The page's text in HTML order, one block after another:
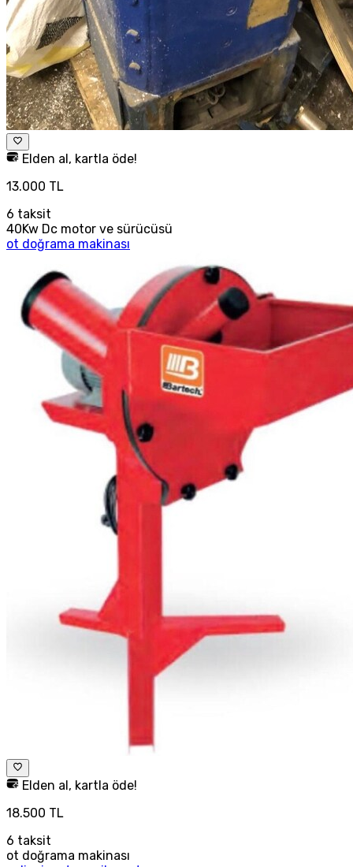
Elden al, kartla öde!
13.000 TL
6 taksit
40Kw Dc motor ve sürücüsü
ot doğrama makinası
Elden al, kartla öde!
18.500 TL
6 taksit
ot doğrama makinası